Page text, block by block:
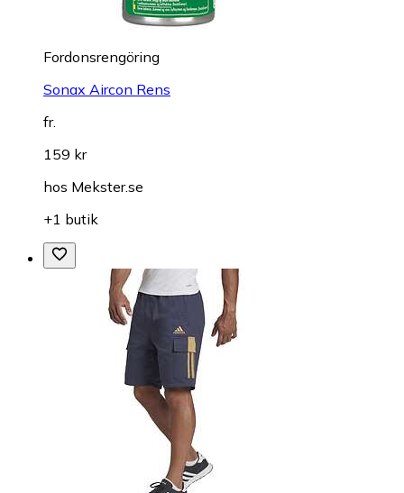
Fordonsrengöring
Sonax Aircon Rens
fr.
159 kr
hos Mekster.se
+1 butik